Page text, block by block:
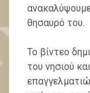
θησαυρό του.
Το βίντεο
του νησιού